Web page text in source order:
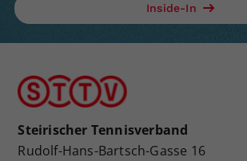
Inside-In
Steirischer Tennisverband
Rudolf-Hans-Bartsch-Gasse 16